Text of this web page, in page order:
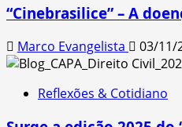
“Cinebrasilice” – A
Marco Evangelista 03/11/
Reflexões & Cotidiano